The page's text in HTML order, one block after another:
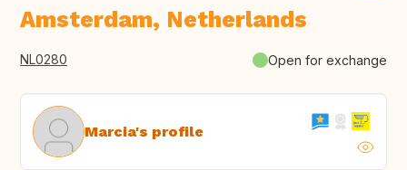
Amsterdam, Netherlands
NL0280 Open for exchange
Marcia's profile